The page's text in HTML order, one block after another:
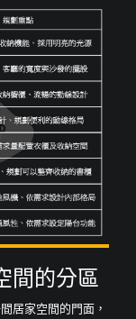
間的分區
居家空間的門面，